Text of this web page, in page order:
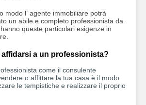
modo l’ agente immobiliare potrà
un abile e completo professionista da
queste particolari esigenze in
affidarsi a un professionista?
come il consulente
o affittare la tua casa è il modo
le tempistiche e realizzare il proprio